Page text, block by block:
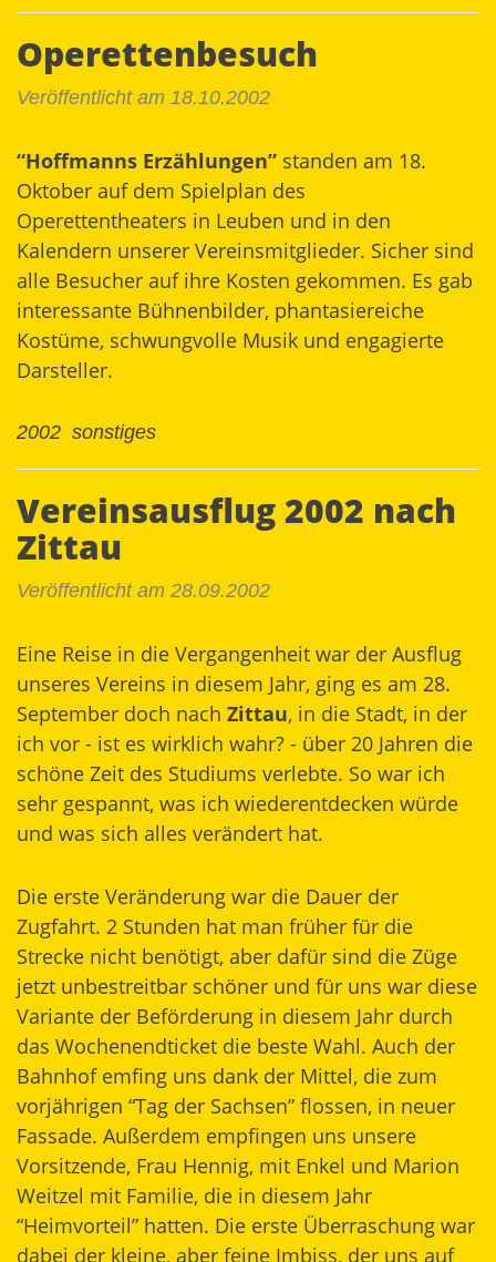
Operettenbesuch
Veröffentlicht am 18.10.2002
“Hoffmanns Erzählungen” standen am 18.
Oktober auf dem Spielplan des
Operettentheaters in Leuben und in den
Kalendern unserer Vereinsmitglieder. Sicher sind
alle Besucher auf ihre Kosten gekommen. Es gab
interessante Bühnenbilder, phantasiereiche
Kostüme, schwungvolle Musik und engagierte
Darsteller.
2002 sonstiges
Vereinsausflug 2002 nach
Zittau
Veröffentlicht am 28.09.2002
Eine Reise in die Vergangenheit war der Ausflug
unseres Vereins in diesem Jahr, ging es am 28.
September doch nach Zittau, in die Stadt, in der
ich vor - ist es wirklich wahr? - über 20 Jahren die
schöne Zeit des Studiums verlebte. So war ich
sehr gespannt, was ich wiederentdecken würde
und was sich alles verändert hat.
Die erste Veränderung war die Dauer der
Zugfahrt. 2 Stunden hat man früher für die
Strecke nicht benötigt, aber dafür sind die Züge
jetzt unbestreitbar schöner und für uns war diese
Variante der Beförderung in diesem Jahr durch
das Wochenendticket die beste Wahl. Auch der
Bahnhof emfing uns dank der Mittel, die zum
vorjährigen “Tag der Sachsen” flossen, in neuer
Fassade. Außerdem empfingen uns unsere
Vorsitzende, Frau Hennig, mit Enkel und Marion
Weitzel mit Familie, die in diesem Jahr
“Heimvorteil” hatten. Die erste Überraschung war
dabei der kleine, aber feine Imbiss, der uns auf